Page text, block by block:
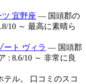
宜野座 — 国頭郡の
10 ～ 最高に素晴ら
ート ヴィラ — 国頭郡
: 8.6/10 ～ 非常に良
ル。 口コミのスコ